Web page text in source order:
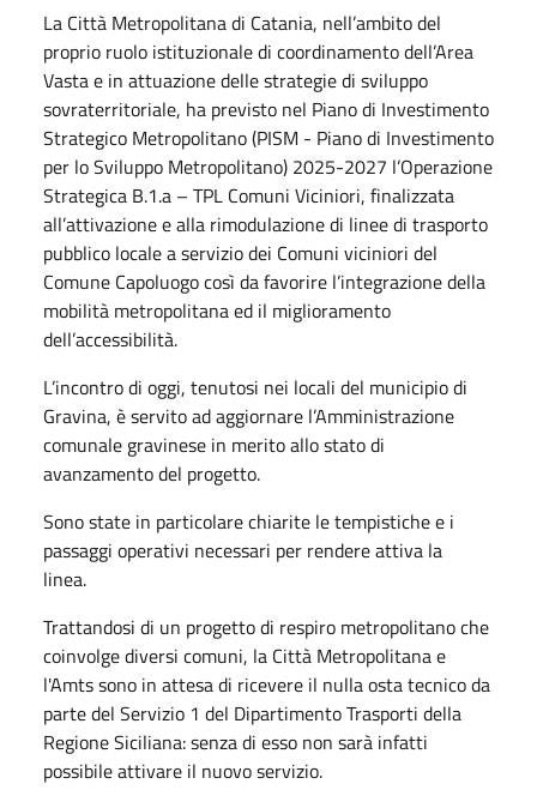
La Città Metropolitana di Catania, nell’ambito del
proprio ruolo istituzionale di coordinamento dell’Area
Vasta e in attuazione delle strategie di sviluppo
sovraterritoriale, ha previsto nel Piano di Investimento
Strategico Metropolitano (PISM - Piano di Investimento
per lo Sviluppo Metropolitano) 2025-2027 l’Operazione
Strategica B.1.a – TPL Comuni Viciniori, finalizzata
all’attivazione e alla rimodulazione di linee di trasporto
pubblico locale a servizio dei Comuni viciniori del
Comune Capoluogo così da favorire l’integrazione della
mobilità metropolitana ed il miglioramento
dell’accessibilità.
L’incontro di oggi, tenutosi nei locali del municipio di
Gravina, è servito ad aggiornare l’Amministrazione
comunale gravinese in merito allo stato di
avanzamento del progetto.
Sono state in particolare chiarite le tempistiche e i
passaggi operativi necessari per rendere attiva la
linea.
Trattandosi di un progetto di respiro metropolitano che
coinvolge diversi comuni, la Città Metropolitana e
l'Amts sono in attesa di ricevere il nulla osta tecnico da
parte del Servizio 1 del Dipartimento Trasporti della
Regione Siciliana: senza di esso non sarà infatti
possibile attivare il nuovo servizio.